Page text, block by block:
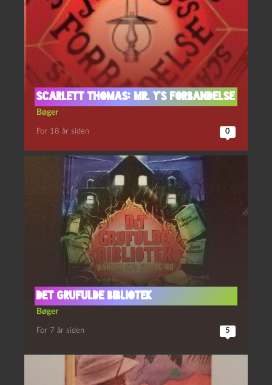
Scarlett Thomas: Mr. Y’s forbandelse
Bøger
For 18 år siden 0
Det grufulde bibliotek
Bøger
For 7 år siden 5